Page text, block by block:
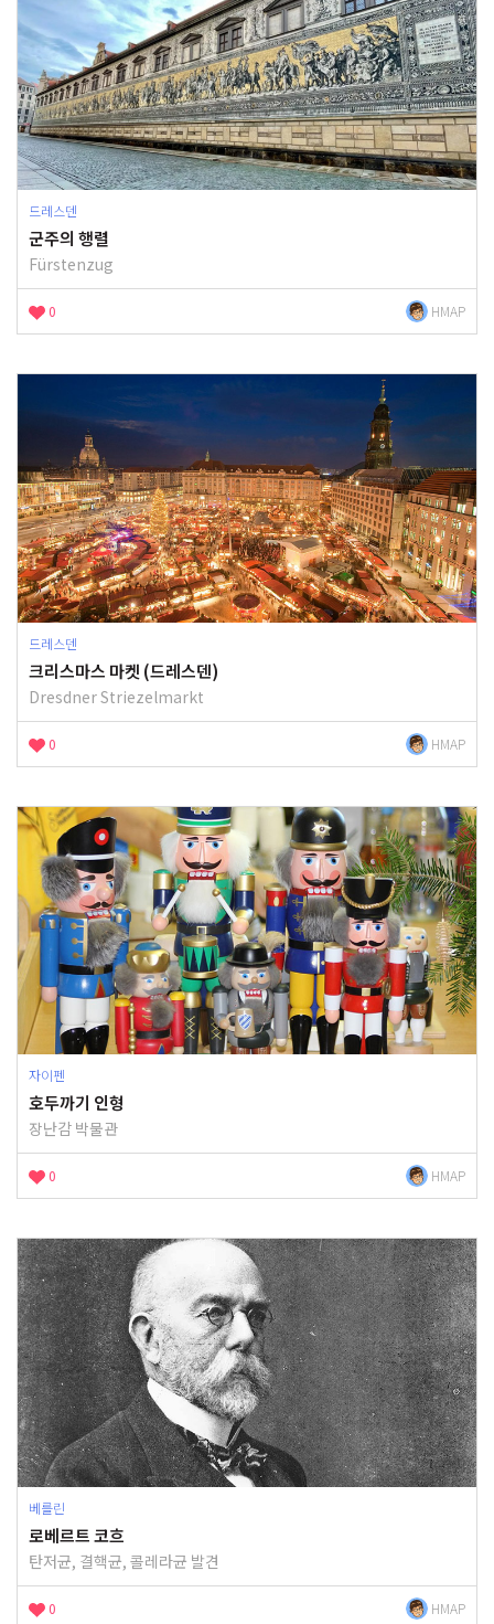
드레스덴
군주의 행렬
Fürstenzug
0 HMAP
드레스덴
크리스마스 마켓 (드레스덴)
Dresdner Striezelmarkt
0 HMAP
자이펜
호두까기 인형
장난감 박물관
0 HMAP
베를린
로베르트 코흐
탄저균, 결핵균, 콜레라균 발견
0 HMAP